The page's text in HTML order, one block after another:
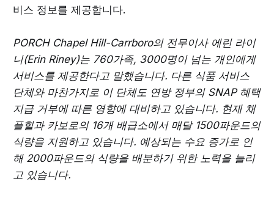
비스 정보를 제공합니다.
PORCH Chapel Hill-Carrboro의 전무이사 에린 라이
니(Erin Riney)는 760가족, 3000명이 넘는 개인에게
서비스를 제공한다고 말했습니다. 다른 식품 서비스
단체와 마찬가지로 이 단체도 연방 정부의 SNAP 혜택
지급 거부에 따른 영향에 대비하고 있습니다. 현재 채
플힐과 카보로의 16개 배급소에서 매달 1500파운드의
식량을 지원하고 있습니다. 예상되는 수요 증가로 인
해 2000파운드의 식량을 배분하기 위한 노력을 늘리
고 있습니다.